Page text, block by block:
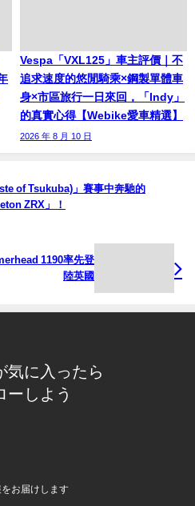
Vespa「VXL125」車主評價｜不
追求速度的悠閒騎乘×鋼製單體車
身×市區旅行一日來回，「Indy」
的真實心得【Webike愛車精選】
2026 年 8 月 10 日
of Tsukuba)」賽事中奔馳的
ZRX」！
1190率先登
陸英國
気に入ったら
ーしよう
お届けします